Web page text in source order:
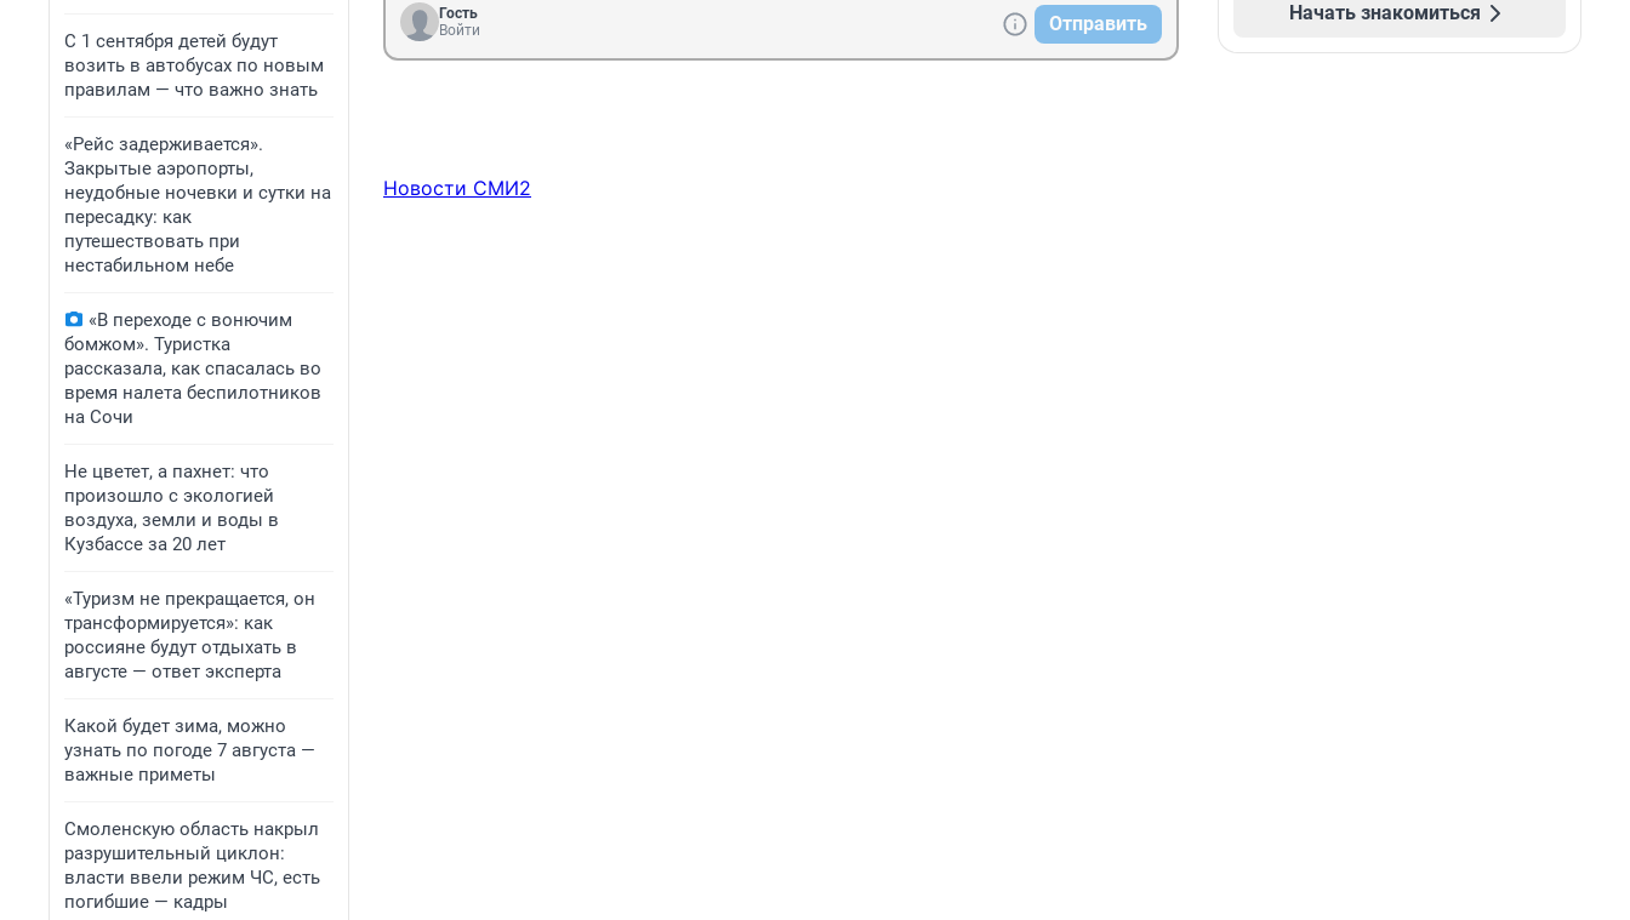
С 1 сентября детей будут
возить в автобусах по новым
правилам — что важно знать
«Рейс задерживается».
Закрытые аэропорты,
неудобные ночевки и сутки на
пересадку: как
путешествовать при
нестабильном небе
«В переходе с вонючим
бомжом». Туристка
рассказала, как спасалась во
время налета беспилотников
на Сочи
Не цветет, а пахнет: что
произошло с экологией
воздуха, земли и воды в
Кузбассе за 20 лет
«Туризм не прекращается, он
трансформируется»: как
россияне будут отдыхать в
августе — ответ эксперта
Какой будет зима, можно
узнать по погоде 7 августа —
важные приметы
Смоленскую область накрыл
разрушительный циклон:
власти ввели режим ЧС, есть
погибшие — кадры
Гость
Войти
Отправить
Новости СМИ2
Начать знакомиться